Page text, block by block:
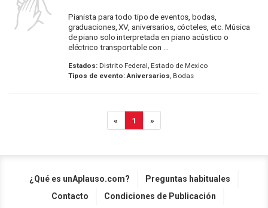
Pianista para todo tipo de eventos, bodas,
graduaciones, XV, aniversarios, cócteles, etc. Música
de piano solo interpretada en piano acústico o
eléctrico transportable con ...
Estados:Distrito Federal, Estado de Mexico
Tipos de evento: Aniversarios, Bodas
« 1 »
¿Qué es unAplauso.com?
Preguntas habituales
Contacto
Condiciones de Publicación